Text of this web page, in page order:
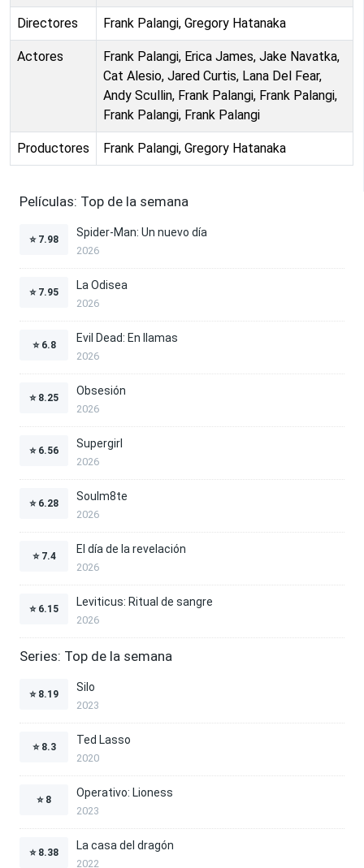
Directores Frank Palangi, Gregory Hatanaka
Actores
Frank Palangi, Erica James, Jake Navatka,
Cat Alesio, Jared Curtis, Lana Del Fear,
Andy Scullin, Frank Palangi, Frank Palangi,
Frank Palangi, Frank Palangi
Productores Frank Palangi, Gregory Hatanaka
Películas: Top de la semana
⭐ 7.98
Spider-Man: Un nuevo día
2026
⭐ 7.95
La Odisea
2026
⭐ 6.8
Evil Dead: En llamas
2026
⭐ 8.25
Obsesión
2026
⭐ 6.56
Supergirl
2026
⭐ 6.28
Soulm8te
2026
⭐ 7.4
El día de la revelación
2026
⭐ 6.15
Leviticus: Ritual de sangre
2026
Series: Top de la semana
⭐ 8.19
Silo
2023
⭐ 8.3
Ted Lasso
2020
⭐ 8
Operativo: Lioness
2023
⭐ 8.38
La casa del dragón
2022